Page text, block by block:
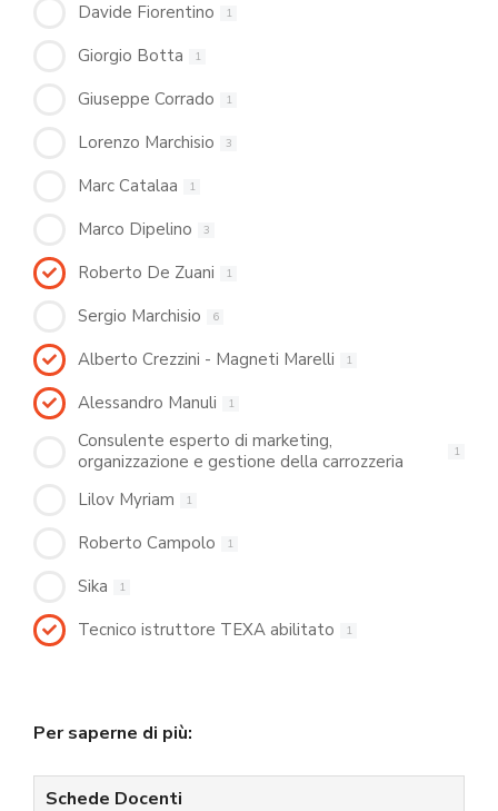
Davide Fiorentino 1
Giorgio Botta 1
Giuseppe Corrado 1
Lorenzo Marchisio 3
Marc Catalaa 1
Marco Dipelino 3
Roberto De Zuani 1
Sergio Marchisio 6
Alberto Crezzini - Magneti Marelli 1
Alessandro Manuli 1
Consulente esperto di marketing,
organizzazione e gestione della carrozzeria
1
Lilov Myriam 1
Roberto Campolo 1
Sika 1
Tecnico istruttore TEXA abilitato 1
Per saperne di più:
Schede Docenti